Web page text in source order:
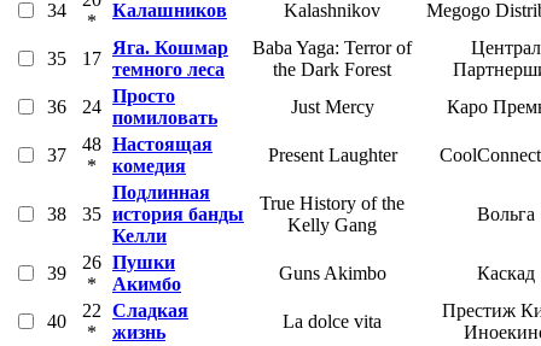
34
*
Калашников Kalashnikov Megogo
35 17
Яга. Кошмар
темного леса
Baba Yaga: Terror of
the Dark Forest
Централ
36
24
Просто
помиловать
Just Mercy Каро
37
48
*
Настоящая
комедия
Present Laughter
38 35
Подлинная
история банды
Келли
True History of the
Kelly Gang
Вольга
39
26
*
Пушки
Акимбо
Guns Akimbo Каскад
40
22
*
Сладкая
жизнь
La dolce vita
Престиж